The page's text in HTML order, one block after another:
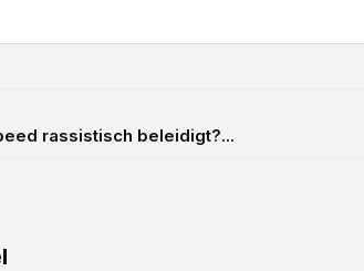
rassistisch beleidigt?...